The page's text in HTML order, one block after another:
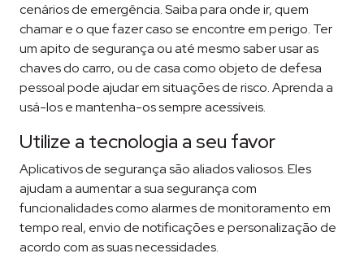
cenários de emergência. Saiba para onde ir, quem
chamar e o que fazer caso se encontre em perigo. Ter
um apito de segurança ou até mesmo saber usar as
chaves do carro, ou de casa como objeto de defesa
pessoal pode ajudar em situações de risco. Aprenda a
usá-los e mantenha-os sempre acessíveis.
Utilize a tecnologia a seu favor
Aplicativos de segurança são aliados valiosos. Eles
ajudam a aumentar a sua segurança com
funcionalidades como alarmes de monitoramento em
tempo real, envio de notificações e personalização de
acordo com as suas necessidades.